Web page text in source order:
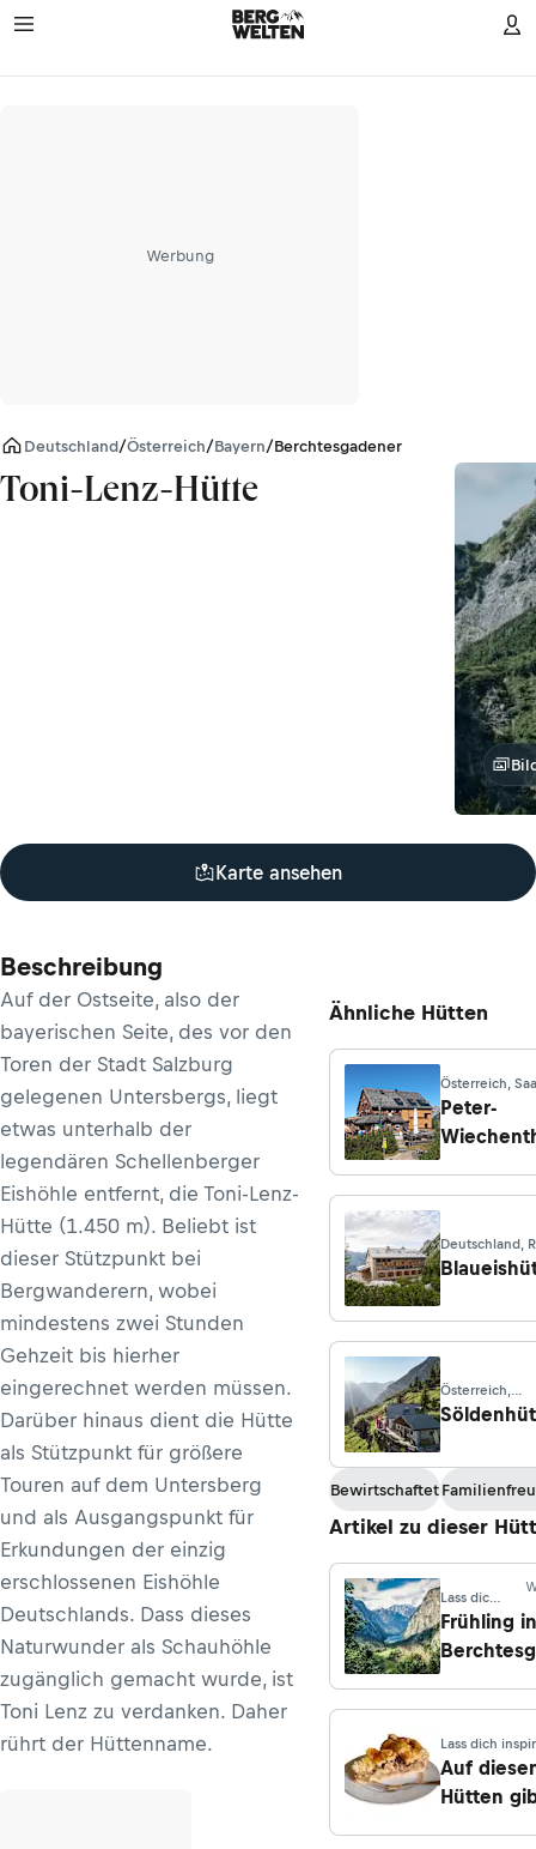
Werbung
Deutschland/Österreich/Bayern/Berchtesgadener Alpen
Toni-Lenz-Hütte
Karte ansehen
Beschreibung
Auf der Ostseite, also der
bayerischen Seite, des vor den
Toren der Stadt Salzburg
gelegenen Untersbergs, liegt
etwas unterhalb der
legendären Schellenberger
Eishöhle entfernt, die Toni-Lenz-
Hütte (1.450 m). Beliebt ist
dieser Stützpunkt bei
Bergwanderern, wobei
mindestens zwei Stunden
Gehzeit bis hierher
eingerechnet werden müssen.
Darüber hinaus dient die Hütte
als Stützpunkt für größere
Touren auf dem Untersberg
und als Ausgangspunkt für
Erkundungen der einzig
erschlossenen Eishöhle
Deutschlands. Dass dieses
Naturwunder als Schauhöhle
zugänglich gemacht wurde, ist
Toni Lenz zu verdanken. Daher
rührt der Hüttenname.
Ähnliche Hütten
Österreich,
am
Peter-
Deutschland,
Österreich,
Werfenweng
Bewirtschaftet
Artikel zu dieser
Lass dich
inspiriere
n
Frühling in
schönsten
Wander-
Radtouren
Lass dich
Auf
Hütten